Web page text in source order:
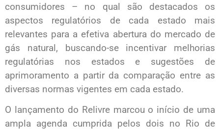
consumidores – no qual são destacados os
aspectos regulatórios de cada estado mais
relevantes para a efetiva abertura do mercado de
gás natural, buscando-se incentivar melhorias
regulatórias nos estados e sugestões de
aprimoramento a partir da comparação entre as
diversas normas vigentes em cada estado.
O lançamento do Relivre marcou o início de uma
ampla agenda cumprida pelos dois no Rio de